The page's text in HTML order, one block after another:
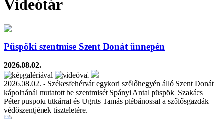
Videótár
Püspöki szentmise Szent Donát ünnepén
2026.08.02. |
2026.08.02. - Székesfehérvár egykori szőlőhegyén álló Szent Donát
kápolnánál mutatott be szentmisét Spányi Antal püspök, Szakács
Péter püspöki titkárral és Ugrits Tamás plébánossal a szőlősgazdák
védőszentjének tiszteletére.